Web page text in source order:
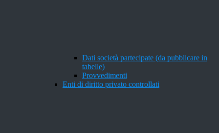
Dati società partecipate (da pubblicare in
tabelle)
Provvedimenti
Enti di diritto privato controllati